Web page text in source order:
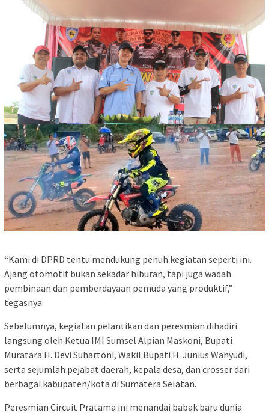
“Kami di DPRD tentu mendukung penuh kegiatan seperti ini.
Ajang otomotif bukan sekadar hiburan, tapi juga wadah
pembinaan dan pemberdayaan pemuda yang produktif,”
tegasnya.
Sebelumnya, kegiatan pelantikan dan peresmian dihadiri
langsung oleh Ketua IMI Sumsel Alpian Maskoni, Bupati
Muratara H. Devi Suhartoni, Wakil Bupati H. Junius Wahyudi,
serta sejumlah pejabat daerah, kepala desa, dan crosser dari
berbagai kabupaten/kota di Sumatera Selatan.
Peresmian Circuit Pratama ini menandai babak baru dunia